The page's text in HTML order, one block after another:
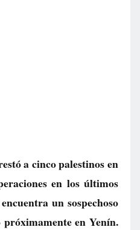
a cinco palestinos en
en los últimos
un sospechoso
en Yenín.